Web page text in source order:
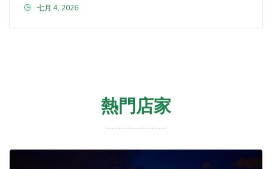
七月 4, 2026
熱門店家